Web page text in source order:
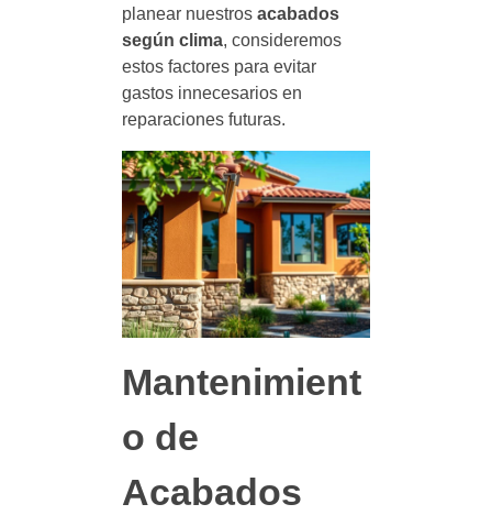
planear nuestros acabados
según clima, consideremos
estos factores para evitar
gastos innecesarios en
reparaciones futuras.
Mantenimient
o de
Acabados